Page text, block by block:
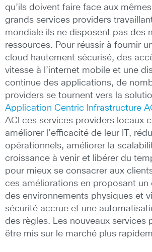
qu’ils doivent faire face aux
grands services providers
mondiale ils ne disposent pas des
ressources. Pour réussir à fournir
cloud hautement sécurisé, des
vitesse à l’internet mobile et une
continue des applications, de
providers se tournent vers la
Application Centric Infrastructure
ACI ces services providers locaux
améliorer l’efficacité de leur IT,
opérationnels, améliorer la
croissance à venir et libérer du
pour mieux se consacrer aux
ces améliorations en proposant un
des environnements physiques et
sécurité accrue et une
des règles. Les nouveaux services
être mis sur le marché plus